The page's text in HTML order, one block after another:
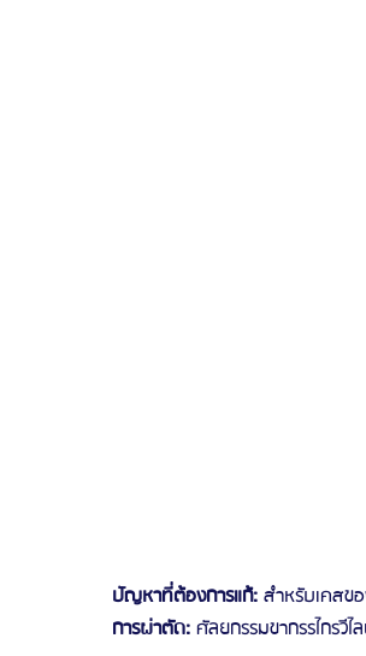
ปัญหาที่ต้องการแก้: สำหรับเคสข
การผ่าตัด: ศัลยกรรมขากรรไกรวี